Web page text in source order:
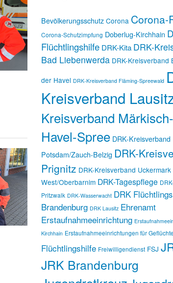
Bevölkerungsschutz Corona Corona-
Corona-Schutzimpfung Doberlug-Kirchhain
Flüchtlingshilfe DRK-Kita DRK-
Bad Liebenwerda DRK-Kreisverband
der Havel DRK-Kreisverband Fläming-Spreewald
Kreisverband
Kreisverband
Havel-Spree DRK-Kreisverband
Potsdam/Zauch-Belzig DRK-
Prignitz DRK-Kreisverband Uckermark
West/Oberbarnim DRK-Tagespflege
Pritzwalk DRK-Wasserwacht DRK
Brandenburg DRK Lausitz Ehrenamt
Erstaufnahmeeinrichtung
Kirchhain Erstaufnahmeeinrichtungen für
Flüchtlingshilfe Freiwilligendienst FSJ
JRK Brandenburg